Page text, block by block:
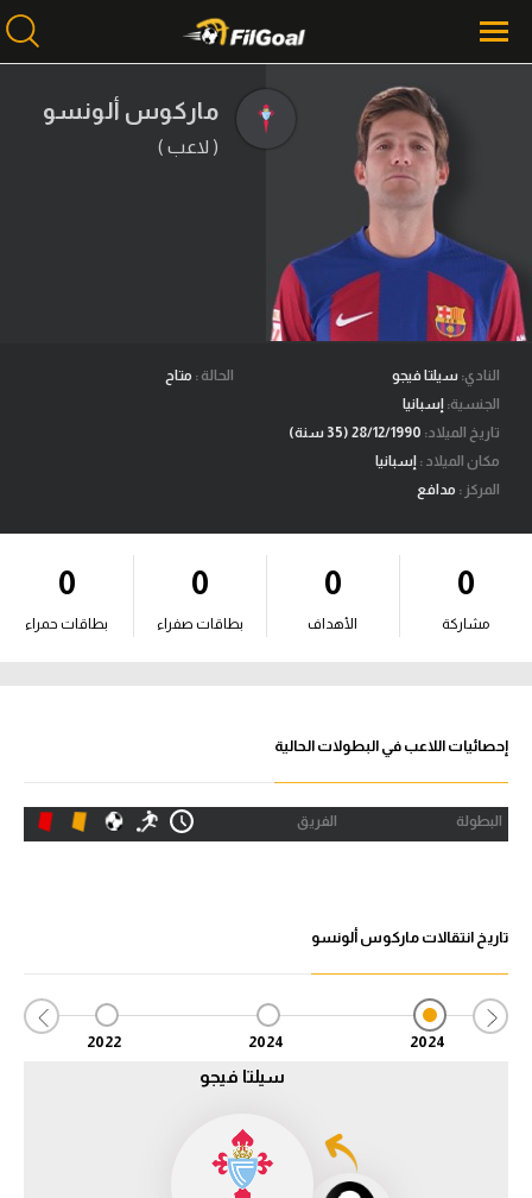
محتوى إخباري
الرئيسية
أخبار
مباريات
ميركاتو
فانتازي في الجول
مسابقة التوقعات
فيديوهات
آراء حرة
ركن الألعاب
الدوري المصري
الدوري الإنجليزي الممتاز
الدوري الإيطالي
الدوري الألماني
دوري أبطال أوروبا
ماركوس ألونسو
( لاعب )
النادي: سيلتا فيجو
الجنسية: إسبانيا
تاريخ الميلاد:
مكان الميلاد : إسبانيا
المركز : مدافع
الحالة : متاح
0
مشاركة
0
الأهداف
0
بطاقات صفراء
0
بطاقات حمراء
إحصائيات اللاعب في البطولات الحالية
البطولة الفريق
تاريخ انتقالات ماركوس ألونسو
2024
2024
2022
سيلتا فيجو